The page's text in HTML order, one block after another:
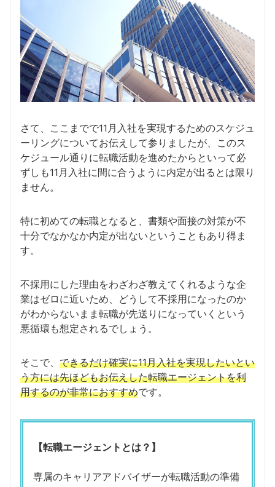
さて、ここまでで11月入社を実現するためのスケジュ
ーリングについてお伝えして参りましたが、このス
ケジュール通りに転職活動を進めたからといって必
ずしも11月入社に間に合うように内定が出るとは限り
ません。
特に初めての転職となると、書類や面接の対策が不
十分でなかなか内定が出ないということもあり得ま
す。
不採用にした理由をわざわざ教えてくれるような企
業はゼロに近いため、どうして不採用になったのか
がわからないまま転職が先送りになっていくという
悪循環も想定されるでしょう。
そこで、 できるだけ確実に11月入社を実現したいとい
う方には先ほどもお伝えした転職エージェントを利
用するのが非常におすすめです。
【転職エージェントとは？】
専属のキャリアアドバイザーが転職活動の準備